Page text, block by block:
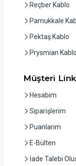
Reçber Kablo
Pamukkale
Pektaş Kablo
Prysmian Kablo
Müşteri
Hesabım
Siparişlerim
Puanlarım
E-Bülten
İade Talebi